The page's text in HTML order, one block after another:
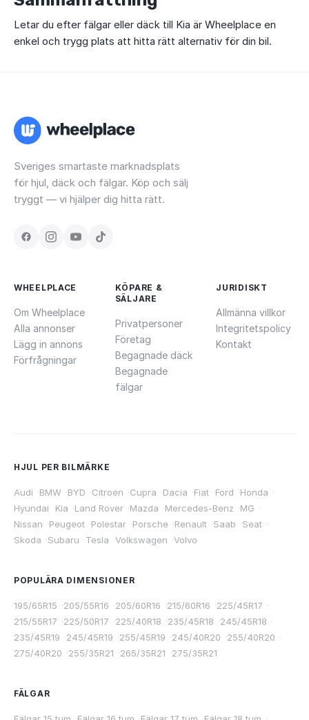
Letar du efter fälgar eller däck till Kia är Wheelplace en
enkel och trygg plats att hitta rätt alternativ för din bil.
Sveriges smartaste marknadsplats
för hjul, däck och fälgar. Köp och sälj
tryggt — vi hjälper dig hitta rätt.
WHEELPLACE
Om Wheelplace
Alla annonser
Lägg in annons
Förfrågningar
KÖPARE &
SÄLJARE
Privatpersoner
Företag
Begagnade däck
Begagnade
fälgar
JURIDISKT
Allmänna villkor
Integritetspolicy
Kontakt
HJUL PER BILMÄRKE
Audi ·BMW ·BYD ·Citroen ·Cupra ·Dacia ·Fiat ·Ford ·Honda ·
Hyundai ·Kia ·Land Rover ·Mazda ·Mercedes-Benz ·MG ·
Nissan ·Peugeot ·Polestar ·Porsche ·Renault ·Saab ·Seat ·
Skoda ·Subaru ·Tesla ·Volkswagen ·Volvo
POPULÄRA DIMENSIONER
195/65R15 ·205/55R16 ·205/60R16 ·215/60R16 ·225/45R17 ·
215/55R17 ·225/50R17 ·225/40R18 ·235/45R18 ·245/45R18 ·
235/45R19 ·245/45R19 ·255/45R19 ·245/40R20 ·255/40R20 ·
275/40R20 ·255/35R21 ·265/35R21 ·275/35R21
FÄLGAR